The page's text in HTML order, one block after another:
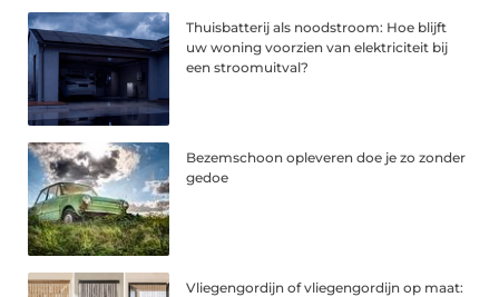
Thuisbatterij als noodstroom: Hoe blijft
uw woning voorzien van elektriciteit bij
een stroomuitval?
Bezemschoon opleveren doe je zo zonder
gedoe
Vliegengordijn of vliegengordijn op maat: